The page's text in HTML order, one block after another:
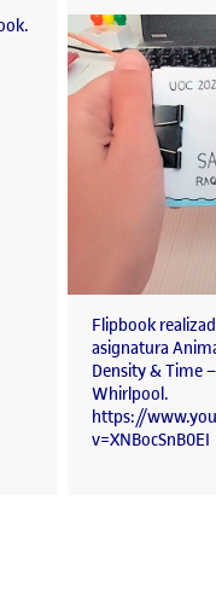
Flipbook
asignatura
Density & Time
Whirlpool.
https://